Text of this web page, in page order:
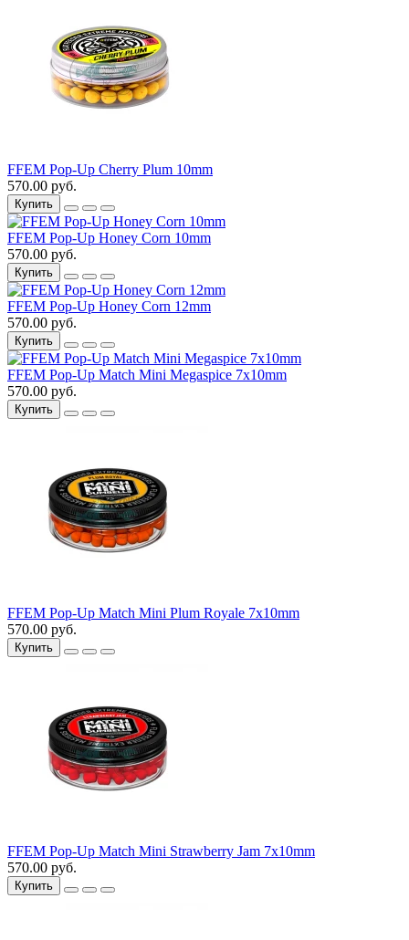
FFEM Pop-Up Cherry Plum 10mm
570.00 руб.
Купить
FFEM Pop-Up Honey Corn 10mm
570.00 руб.
Купить
FFEM Pop-Up Honey Corn 12mm
570.00 руб.
Купить
FFEM Pop-Up Match Mini Megaspice 7x10mm
570.00 руб.
Купить
FFEM Pop-Up Match Mini Plum Royale 7x10mm
570.00 руб.
Купить
FFEM Pop-Up Match Mini Strawberry Jam 7x10mm
570.00 руб.
Купить